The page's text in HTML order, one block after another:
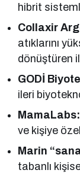
hibrit
Collaxir
atıklarını
dönüştüren
GODİ
ileri
MamaLabs:
ve kişiye
Marin
tabanlı